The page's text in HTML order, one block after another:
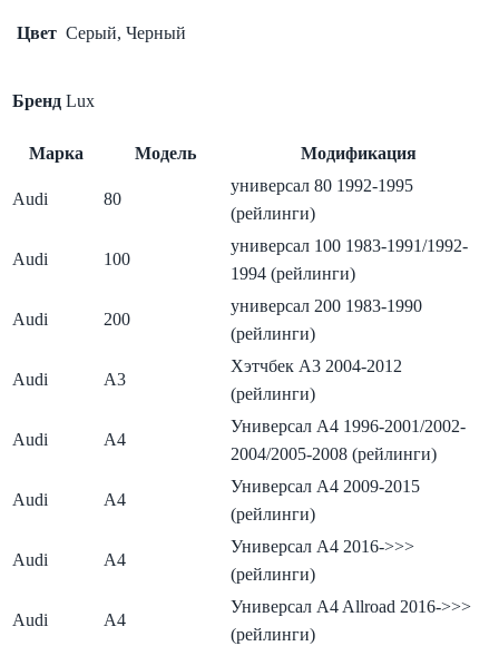
Цвет Серый, Черный
Бренд Lux
Марка Модель Модификация
Audi 80
универсал 80 1992-1995
(рейлинги)
Audi 100
универсал 100 1983-1991/1992-
1994 (рейлинги)
Audi 200
универсал 200 1983-1990
(рейлинги)
Audi A3
Хэтчбек A3 2004-2012
(рейлинги)
Audi A4
Универсал A4 1996-2001/2002-
2004/2005-2008 (рейлинги)
Audi A4
Универсал A4 2009-2015
(рейлинги)
Audi A4
Универсал A4 2016->>>
(рейлинги)
Audi A4
Универсал A4 Allroad 2016->>>
(рейлинги)